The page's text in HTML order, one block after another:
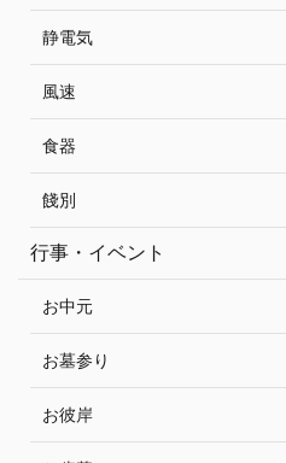
静電気
風速
食器
餞別
行事・イベント
お中元
お墓参り
お彼岸